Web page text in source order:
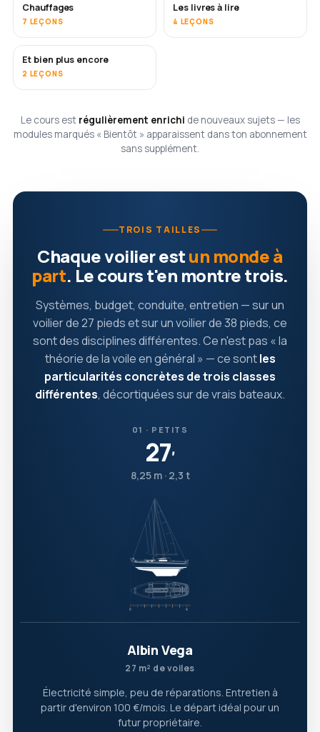
BIENTÔT
Chauffages
7 LEÇONS
BIENTÔT
Les livres à lire
4 LEÇONS
BIENTÔT
Et bien plus encore
2 LEÇONS
Le cours est régulièrement enrichi de nouveaux sujets — les
modules marqués « Bientôt » apparaissent dans ton abonnement
sans supplément.
TROIS TAILLES
Chaque voilier estun monde à
part. Le cours t'en montre trois.
Systèmes, budget, conduite, entretien — sur un
voilier de 27 pieds et sur un voilier de 38 pieds, ce
sont des disciplines différentes. Ce n'est pas « la
théorie de la voile en général » — ce sontles
particularités concrètes de trois classes
différentes, décortiquées sur de vrais bateaux.
01 · PETITS
27′
8,25 m · 2,3 t
Albin Vega
27 m² de voiles
Électricité simple, peu de réparations. Entretien à
partir d'environ 100 €/mois. Le départ idéal pour un
futur propriétaire.